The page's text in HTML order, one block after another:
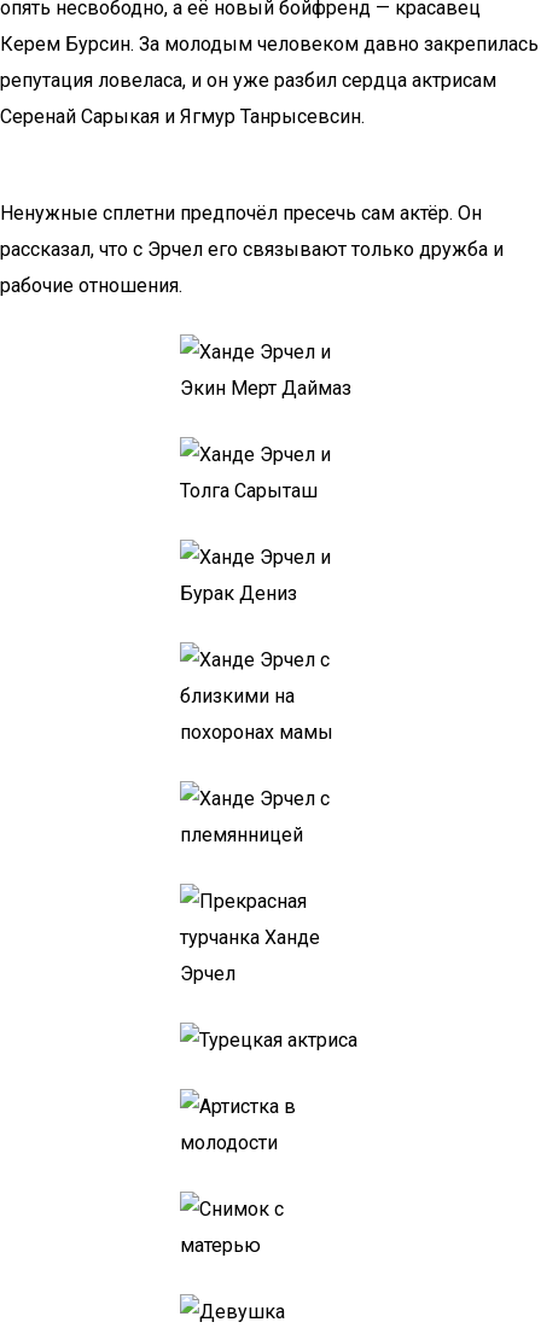
опять несвободно, а её новый бойфренд — красавец
Керем Бурсин. За молодым человеком давно закрепилась
репутация ловеласа, и он уже разбил сердца актрисам
Серенай Сарыкая и Ягмур Танрысевсин.
Ненужные сплетни предпочёл пресечь сам актёр. Он
рассказал, что с Эрчел его связывают только дружба и
рабочие отношения.